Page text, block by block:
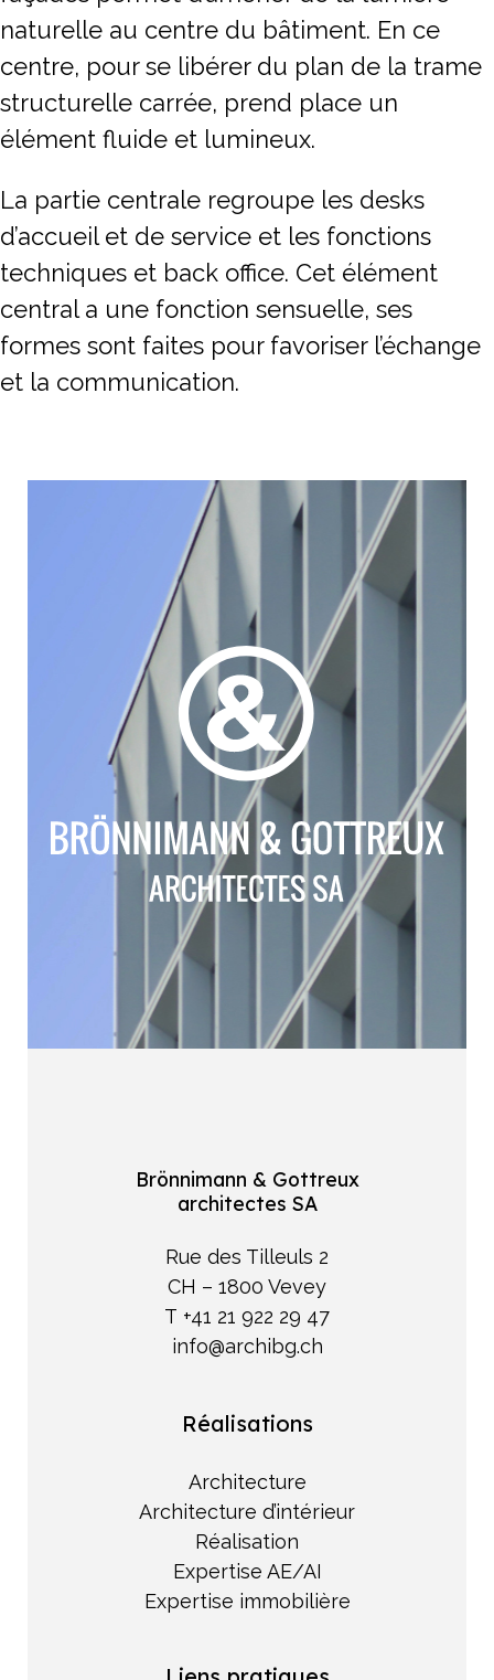
naturelle au centre du bâtiment. En ce
centre, pour se libérer du plan de la trame
structurelle carrée, prend place un
élément fluide et lumineux.
La partie centrale regroupe les desks
d’accueil et de service et les fonctions
techniques et back office. Cet élément
central a une fonction sensuelle, ses
formes sont faites pour favoriser l’échange
et la communication.
Brönnimann & Gottreux
architectes SA
Rue des Tilleuls 2
CH – 1800 Vevey
T +41 21 922 29 47
info@archibg.ch
Réalisations
Architecture
Architecture d’intérieur
Réalisation
Expertise AE/AI
Expertise immobilière